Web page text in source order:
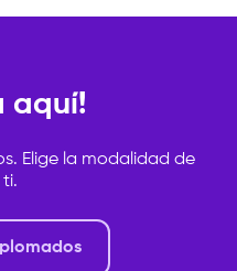
aquí!
Elige la modalidad de